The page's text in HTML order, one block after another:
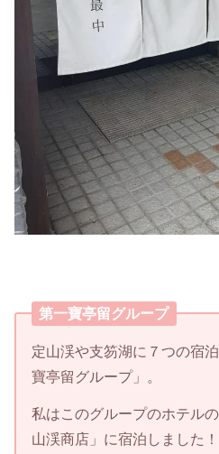
第一寶亭留グループ
定山渓や支笏湖に７つの宿
寶亭留グループ」。
私はこのグループのホテル
山渓商店」に宿泊しました！